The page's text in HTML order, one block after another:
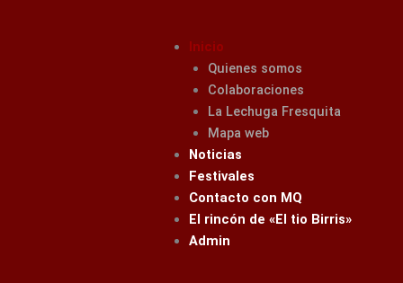
Inicio
Quienes somos
Colaboraciones
La Lechuga Fresquita
Mapa web
Noticias
Festivales
Contacto con MQ
El rincón de «El tio Birris»
Admin